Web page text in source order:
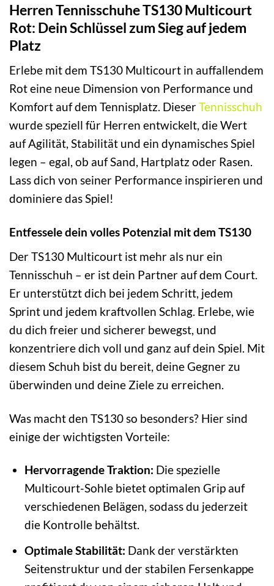
Herren Tennisschuhe TS130 Multicourt
Rot: Dein Schlüssel zum Sieg auf jedem
Platz
Erlebe mit dem TS130 Multicourt in auffallendem
Rot eine neue Dimension von Performance und
Komfort auf dem Tennisplatz. DieserTennisschuh
wurde speziell für Herren entwickelt, die Wert
auf Agilität, Stabilität und ein dynamisches Spiel
legen – egal, ob auf Sand, Hartplatz oder Rasen.
Lass dich von seiner Performance inspirieren und
dominiere das Spiel!
Entfessele dein volles Potenzial mit dem TS130
Der TS130 Multicourt ist mehr als nur ein
Tennisschuh – er ist dein Partner auf dem Court.
Er unterstützt dich bei jedem Schritt, jedem
Sprint und jedem kraftvollen Schlag. Erlebe, wie
du dich freier und sicherer bewegst, und
konzentriere dich voll und ganz auf dein Spiel. Mit
diesem Schuh bist du bereit, deine Gegner zu
überwinden und deine Ziele zu erreichen.
Was macht den TS130 so besonders? Hier sind
einige der wichtigsten Vorteile:
Hervorragende Traktion: Die spezielle
Multicourt-Sohle bietet optimalen Grip auf
verschiedenen Belägen, sodass du jederzeit
die Kontrolle behältst.
Optimale Stabilität: Dank der verstärkten
Seitenstruktur und der stabilen Fersenkappe